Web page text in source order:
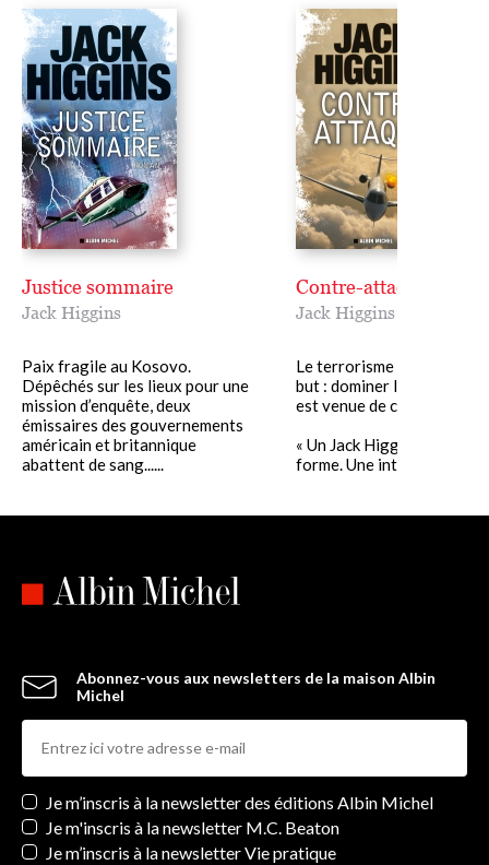
Justice sommaire
Jack Higgins
Paix fragile au Kosovo.
Dépêchés sur les lieux pour une
mission d’enquête, deux
émissaires des gouvernements
américain et britannique
abattent de sang......
Contre-attaque
Jack Higgins
Le terrorisme moderne n’a
but : dominer la planète.
est venue de contre-
« Un Jack Higgins au
forme. Une intrigue
Abonnez-vous aux newsletters de la maison Albin
Michel
Newsletters
Je m’inscris à la newsletter des éditions Albin Michel
Je m'inscris à la newsletter M.C. Beaton
Je m’inscris à la newsletter Vie pratique